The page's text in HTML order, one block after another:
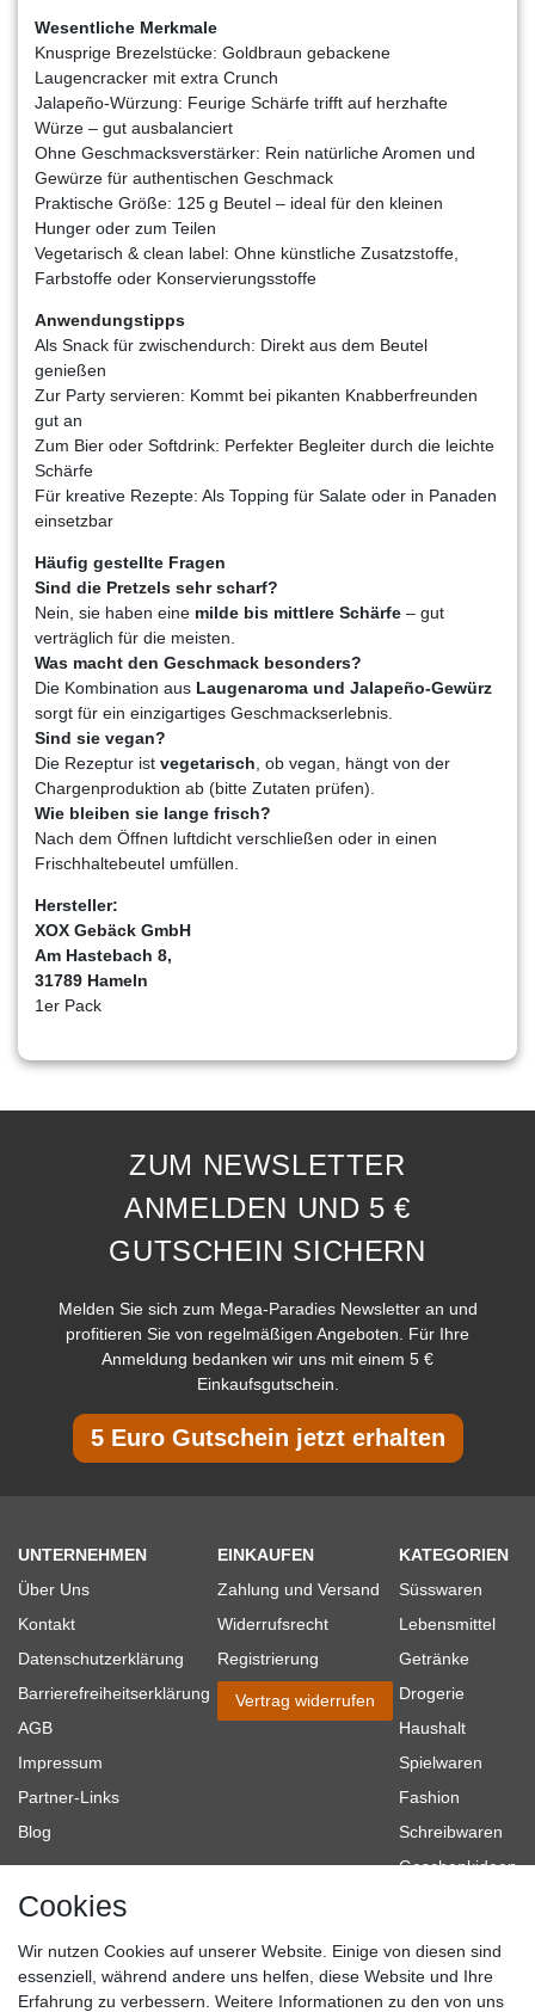
Wesentliche Merkmale
Knusprige Brezelstücke: Goldbraun gebackene
Laugencracker mit extra Crunch
Jalapeño-Würzung: Feurige Schärfe trifft auf herzhafte
Würze – gut ausbalanciert
Ohne Geschmacksverstärker: Rein natürliche Aromen und
Gewürze für authentischen Geschmack
Praktische Größe: 125 g Beutel – ideal für den kleinen
Hunger oder zum Teilen
Vegetarisch & clean label: Ohne künstliche Zusatzstoffe,
Farbstoffe oder Konservierungsstoffe
Anwendungstipps
Als Snack für zwischendurch: Direkt aus dem Beutel
genießen
Zur Party servieren: Kommt bei pikanten Knabberfreunden
gut an
Zum Bier oder Softdrink: Perfekter Begleiter durch die leichte
Schärfe
Für kreative Rezepte: Als Topping für Salate oder in Panaden
einsetzbar
Häufig gestellte Fragen
Sind die Pretzels sehr scharf?
Nein, sie haben eine milde bis mittlere Schärfe – gut
verträglich für die meisten.
Was macht den Geschmack besonders?
Die Kombination aus Laugenaroma und Jalapeño-Gewürz
sorgt für ein einzigartiges Geschmackserlebnis.
Sind sie vegan?
Die Rezeptur ist vegetarisch , ob vegan, hängt von der
Chargenproduktion ab (bitte Zutaten prüfen).
Wie bleiben sie lange frisch?
Nach dem Öffnen luftdicht verschließen oder in einen
Frischhaltebeutel umfüllen.
Hersteller:
XOX Gebäck GmbH
Am Hastebach 8,
31789 Hameln
1er Pack
ZUM NEWSLETTER
ANMELDEN UND 5 €
GUTSCHEIN SICHERN
Melden Sie sich zum Mega-Paradies Newsletter an und
profitieren Sie von regelmäßigen Angeboten. Für Ihre
Anmeldung bedanken wir uns mit einem 5 €
Einkaufsgutschein.
5 Euro Gutschein jetzt erhalten
UNTERNEHMEN
Über Uns
Kontakt
Datenschutzerklärung
Barrierefreiheitserklärung
AGB
Impressum
Partner-Links
Blog
EINKAUFEN
Zahlung und Versand
Widerrufsrecht
Registrierung
Vertrag widerrufen
KATEGORIEN
Süsswaren
Lebensmittel
Getränke
Drogerie
Haushalt
Spielwaren
Fashion
Schreibwaren
Geschenkideen
Topmarken
Cookies
Wir nutzen Cookies auf unserer Website. Einige von diesen sind
essenziell, während andere uns helfen, diese Website und Ihre
Erfahrung zu verbessern. Weitere Informationen zu den von uns